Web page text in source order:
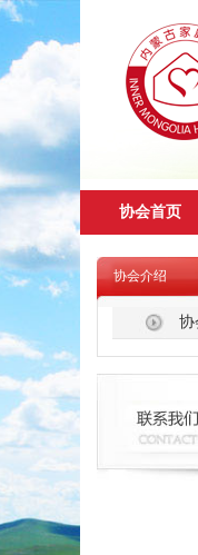
协会首页
协会介绍
协